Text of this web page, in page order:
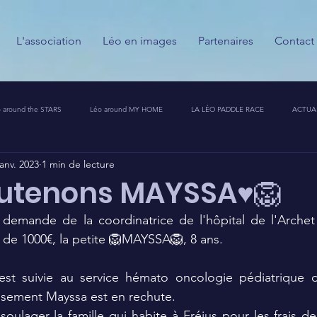
L'association Léo en images Partenaires Contact
around the STARS Léo around MY HOME LA LÉO PADDLE RACE
CALENDRIER DES GUERRIERS DU PALAIS
CHALLENGE 🦁🚀
MAYSSA♥️🦁
2023 1 min de lecture
de la coordinatrice de l'hôpital de
1000€, la petite 🦁MAYSSA🦁, 8 ans.
suivie au service hémato oncologie pédiatrique
Mayssa est en rechute.